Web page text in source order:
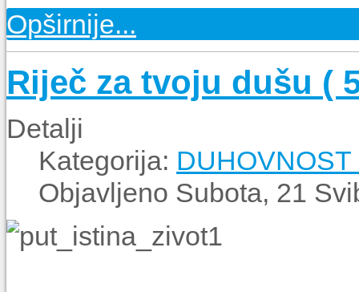
Opširnije...
Riječ za tvoju dušu (
Detalji
Kategorija:
Objavljeno Subota, 21